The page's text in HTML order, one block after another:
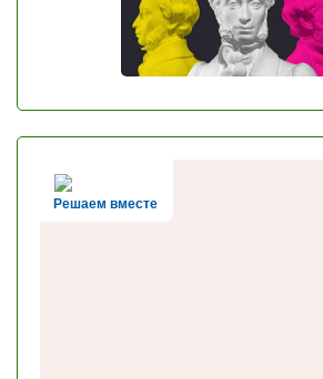
Решаем вместе